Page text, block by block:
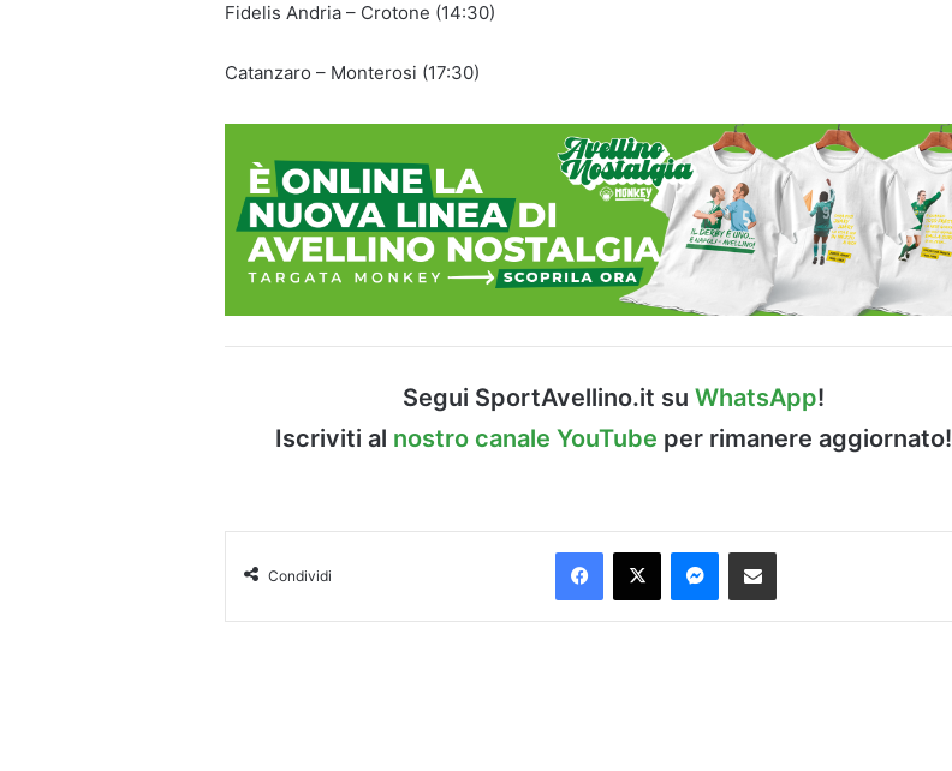
Fidelis Andria – Crotone (14:30)
Catanzaro – Monterosi (17:30)
Segui SportAvellino.it su WhatsApp!
Iscriviti al nostro canale YouTube per rimanere aggiornato!
Condividi
Facebook
X Messenger
Condividi via Email